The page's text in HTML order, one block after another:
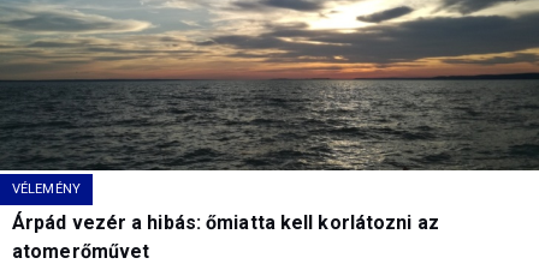
VÉLEMÉNY
Árpád vezér a hibás: őmiatta kell korlátozni az
atomerőművet